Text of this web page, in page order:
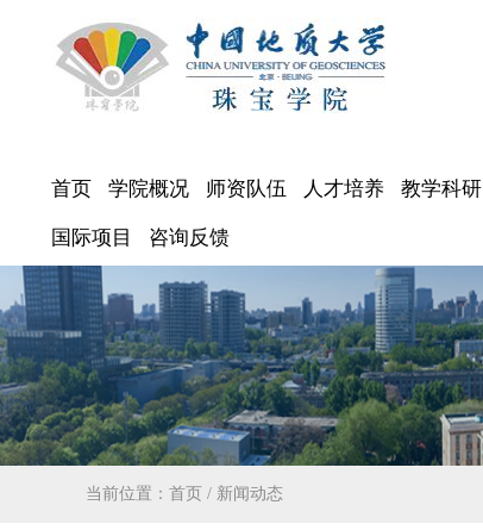
首页 学院概况 师资队伍 人才培养 教学科研
国际项目 咨询反馈
当前位置： 首页 / 新闻动态